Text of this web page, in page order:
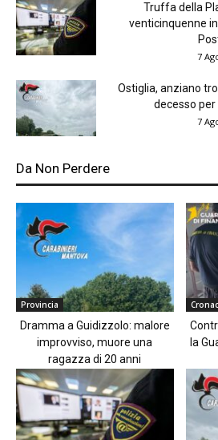
Truffa della
venticinquenne
7
Ostiglia, anziano
decesso per
7
Da Non Perdere
Provincia
Dramma a Guidizzolo: malore
improvviso, muore una
ragazza di 20 anni
la